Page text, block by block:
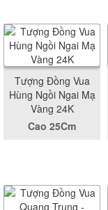
Tượng Đồng Vua
Hùng Ngồi Ngai Mạ
Vàng 24K
Cao 25Cm